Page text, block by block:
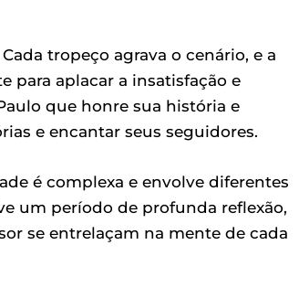
tropeço agrava o cenário, e a
para aplacar a insatisfação e
que honre sua história e
e encantar seus seguidores.
é complexa e envolve diferentes
um período de profunda reflexão,
se entrelaçam na mente de cada